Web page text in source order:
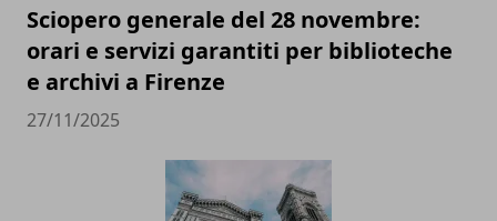
Sciopero generale del 28 novembre:
orari e servizi garantiti per biblioteche
e archivi a Firenze
27/11/2025